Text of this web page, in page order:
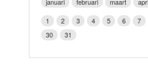
LOK schijf
Oude LOK
1
2 3 4 5 6 7
30
31